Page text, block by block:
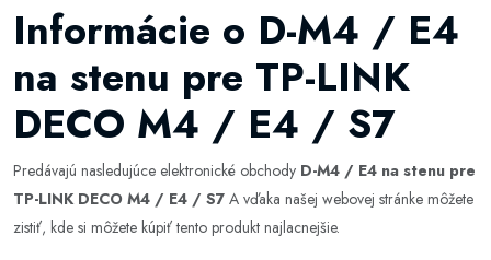
Informácie o D-M4 / E4
na stenu pre TP-LINK
DECO M4 / E4 / S7
Predávajú nasledujúce elektronické obchody D-M4 / E4 na stenu pre
TP-LINK DECO M4 / E4 / S7 A vďaka našej webovej stránke môžete
zistiť, kde si môžete kúpiť tento produkt najlacnejšie.